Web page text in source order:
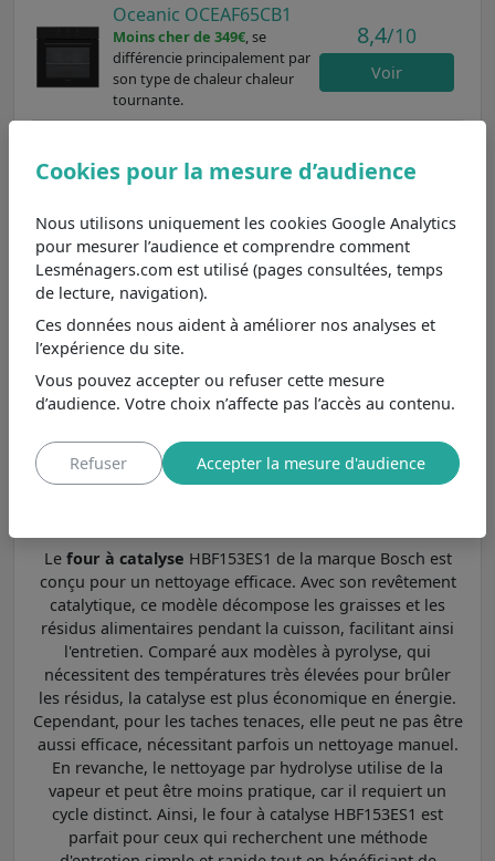
Oceanic OCEAF65CB1
Moins cher de 349€, se
différencie principalement par
son type de chaleur chaleur
tournante.
8,4/10
Voir
Moins cher de 99€, se
différencie principalement par
pyrolyse et son type de
chaleur chaleur tournante.
6,2/10
VALBERG MFO 66 P K
CD 765C
Moins cher de 269€, se
différencie principalement par
son type de nettoyage
pyrolyse et son type de
chaleur chaleur tournante.
7,6/10
Un four à nettoyage par catalyse : nettoyage
Le four à catalyse HBF153ES1 de la marque Bosch est
conçu pour un nettoyage efficace. Avec son revêtement
catalytique, ce modèle décompose les graisses et les
résidus alimentaires pendant la cuisson, facilitant ainsi
l'entretien. Comparé aux modèles à pyrolyse, qui
nécessitent des températures très élevées pour brûler
les résidus, la catalyse est plus économique en énergie.
Cependant, pour les taches tenaces, elle peut ne pas être
aussi efficace, nécessitant parfois un nettoyage manuel.
En revanche, le nettoyage par hydrolyse utilise de la
vapeur et peut être moins pratique, car il requiert un
cycle distinct. Ainsi, le four à catalyse HBF153ES1 est
parfait pour ceux qui recherchent une méthode
Cookies pour la mesure d’audience
Nous utilisons uniquement les cookies Google Analytics
pour mesurer l’audience et comprendre comment
Lesménagers.com est utilisé (pages consultées, temps
de lecture, navigation).
Ces données nous aident à améliorer nos analyses et
l’expérience du site.
Vous pouvez accepter ou refuser cette mesure
d’audience. Votre choix n’affecte pas l’accès au contenu.
Refuser Accepter la mesure d'audience